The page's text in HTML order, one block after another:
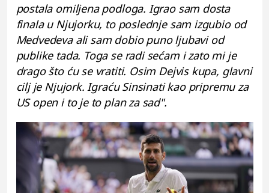
postala omiljena podloga. Igrao sam dosta
finala u Njujorku, to poslednje sam izgubio od
Medvedeva ali sam dobio puno ljubavi od
publike tada. Toga se radi sećam i zato mi je
drago što ću se vratiti. Osim Dejvis kupa, glavni
cilj je Njujork. Igraću Sinsinati kao pripremu za
US open i to je to plan za sad".